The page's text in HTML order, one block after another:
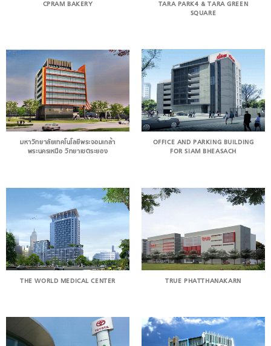
CPRAM BAKERY
TARA PARK4 & TARA GREEN
SQUARE
มหาวิทยาลัยเทคโนโลยีพระจอมเกล้า
พระนครเหนือ วิทยาเขตระยอง
OFFICE AND PARKING BUILDING
FOR SIAM BHEASACH
THE WORLD MEDICAL CENTER TRUE PHATTHANAKARN